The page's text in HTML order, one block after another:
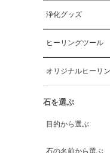
浄化グッズ
ヒーリングツール
オリジナルヒーリ
石を選ぶ
目的から選ぶ
石の名前から選ぶ